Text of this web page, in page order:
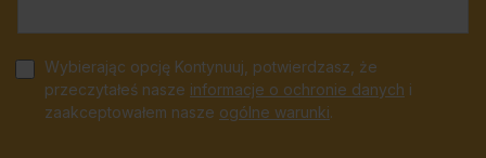
Wybierając opcję Kontynuuj, potwierdzasz, że
przeczytałeś nasze informacje o ochronie danych i
zaakceptowałem nasze ogólne warunki.